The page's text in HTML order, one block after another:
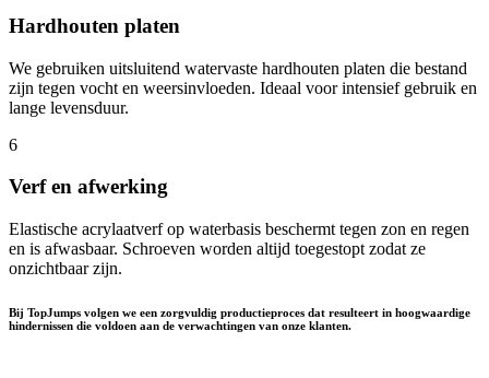
Hardhouten platen
We gebruiken uitsluitend watervaste hardhouten platen die bestand
zijn tegen vocht en weersinvloeden. Ideaal voor intensief gebruik en
lange levensduur.
6
Verf en afwerking
Elastische acrylaatverf op waterbasis beschermt tegen zon en regen
en is afwasbaar. Schroeven worden altijd toegestopt zodat ze
onzichtbaar zijn.
Bij TopJumps volgen we een zorgvuldig productieproces dat resulteert in hoogwaardige
hindernissen die voldoen aan de verwachtingen van onze klanten.